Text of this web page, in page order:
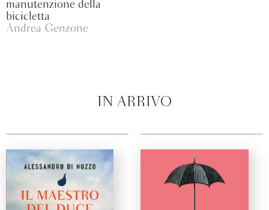
manutenzione della
bicicletta
Andrea Genzone
IN ARRIVO